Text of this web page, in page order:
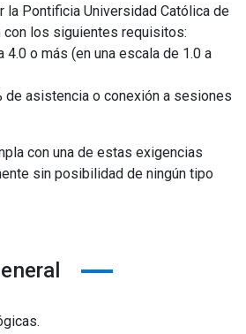
Pontificia Universidad Católica de
con los siguientes requisitos:
4.0 o más (en una escala de 1.0 a
de asistencia o conexión a sesiones
con una de estas exigencias
sin posibilidad de ningún tipo